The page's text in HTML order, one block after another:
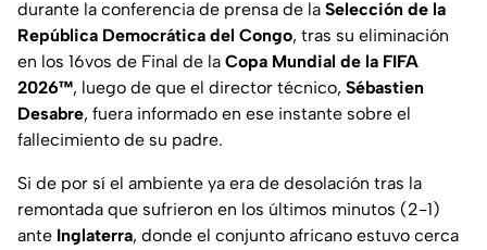
durante la conferencia de prensa de la Selección de la
República Democrática del Congo, tras su eliminación
en los 16vos de Final de la Copa Mundial de la FIFA
2026™, luego de que el director técnico, Sébastien
Desabre, fuera informado en ese instante sobre el
fallecimiento de su padre.
Si de por sí el ambiente ya era de desolación tras la
remontada que sufrieron en los últimos minutos (2-1)
ante Inglaterra, donde el conjunto africano estuvo cerca